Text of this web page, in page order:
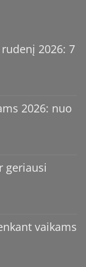
2026: 7
2026: nuo
geriausi
vaikams